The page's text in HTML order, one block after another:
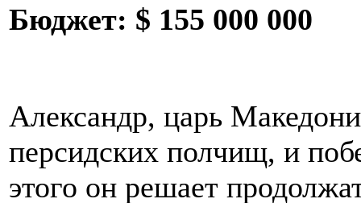
Бюджет: $ 155 000 000
Александр, царь
персидских полчищ, и
этого он решает